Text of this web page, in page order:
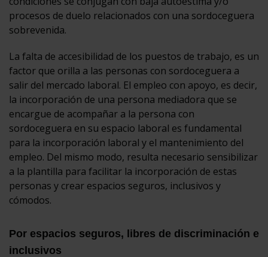
procesos de duelo relacionados con una sordoceguera
sobrevenida.
La falta de accesibilidad de los puestos de trabajo, es un
factor que orilla a las personas con sordoceguera a
salir del mercado laboral. El empleo con apoyo, es decir,
la incorporación de una persona mediadora que se
encargue de acompañar a la persona con
sordoceguera en su espacio laboral es fundamental
para la incorporación laboral y el mantenimiento del
empleo. Del mismo modo, resulta necesario sensibilizar
a la plantilla para facilitar la incorporación de estas
personas y crear espacios seguros, inclusivos y
cómodos.
Por espacios seguros, libres de discriminación e
inclusivos